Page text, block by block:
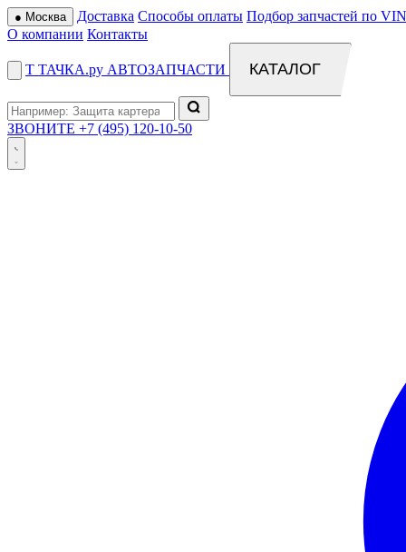
● Москва Доставка Способы оплаты Подбор запчастей по
О компании Контакты
Т ТАЧКА.ру АВТОЗАПЧАСТИ КАТАЛОГ
ЗВОНИТЕ +7 (495) 120-10-50